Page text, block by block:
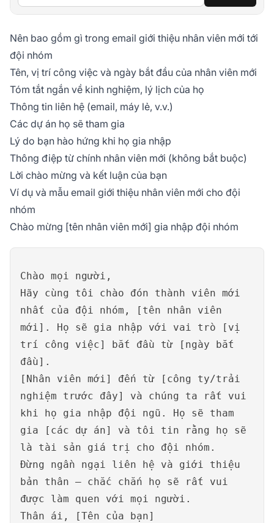
Nên bao gồm gì trong email giới thiệu nhân viên mới tới
đội nhóm
Tên, vị trí công việc và ngày bắt đầu của nhân viên mới
Tóm tắt ngắn về kinh nghiệm, lý lịch của họ
Thông tin liên hệ (email, máy lẻ, v.v.)
Các dự án họ sẽ tham gia
Lý do bạn hào hứng khi họ gia nhập
Thông điệp từ chính nhân viên mới (không bắt buộc)
Lời chào mừng và kết luận của bạn
Ví dụ và mẫu email giới thiệu nhân viên mới cho đội
nhóm
Chào mừng [tên nhân viên mới] gia nhập đội nhóm
Chào mọi người,
Hãy cùng tôi chào đón thành viên mới
nhất của đội nhóm, [tên nhân viên
mới]. Họ sẽ gia nhập với vai trò [vị
trí công việc] bắt đầu từ [ngày bắt
đầu].
[Nhân viên mới] đến từ [công ty/trải
nghiệm trước đây] và chúng ta rất vui
khi họ gia nhập đội ngũ. Họ sẽ tham
gia [các dự án] và tôi tin rằng họ sẽ
là tài sản giá trị cho đội nhóm.
Đừng ngần ngại liên hệ và giới thiệu
bản thân – chắc chắn họ sẽ rất vui
được làm quen với mọi người.
Thân ái, [Tên của bạn]